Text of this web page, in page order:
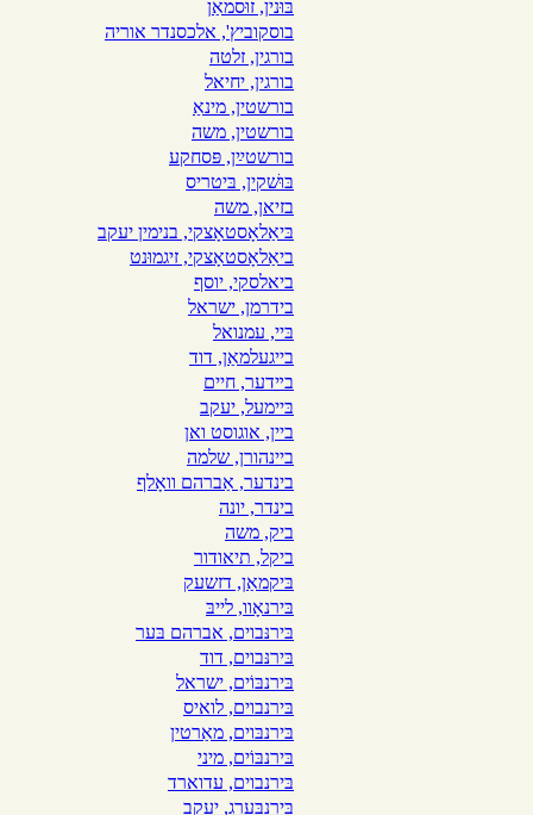
בּוּנין, זוּסמאַן
בוסקוביץ', אלכסנדר אוריה
בורגין, זלטה
בורגין, יחיאל
בורשטין, מינאַ
בורשטין, משה
בורשטײַן, פּסחקע
בּוּשׁקין, בּיטריס
בזיאן, משה
בּיאַלאָסטאָצקי, בנימין יעקב
ביאַלאָסטאָצקי, זיגמוּנט
ביאלסקי, יוסף
בידרמן, ישראל
בּיי, עמנואל
בייגעלמאַן, דוד
בײדער, חיים
בּיימעל, יעקב
ביין, אוגוסט ואן
ביינהורן, שלמה
בינדער, אַברהם וואָלף
בינדר, יונה
ביק, משה
ביקל, תיאודור
בּיקמאַן, דזשעק
בּירנאָוו, לייבּ
בּירנּבוים, אברהם בּער
בּירנּבוים, דוד
בּירנבּוֹים, ישראל
בּירנבוים, לואיס
בּירנבּוים, מאַרטין
בּירנבּוֹים, מיני
בּירנבוים, עדוארד
בּירנבּערג, יעקב